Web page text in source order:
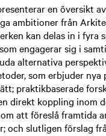
en översikt
ambitioner från
kan delas in i fyra
engagerar sig i
alternativa
som erbjuder
praktikbaserade
direkt koppling inom
att föreslå framtida
och slutligen förslag